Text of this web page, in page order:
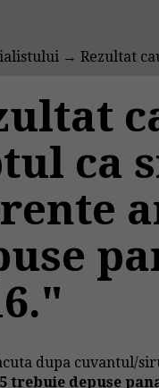
→ Rezultat
ca
dupa cuvantul/
trebuie depuse